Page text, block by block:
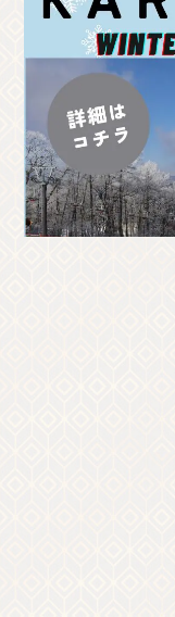
認識輕井澤
自然
採取
經典的